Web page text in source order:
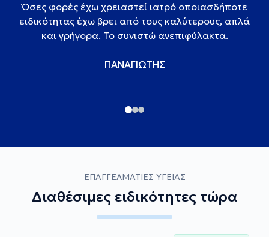
Όσες φορές έχω χρειαστεί ιατρό οποιασδήποτε
ειδικότητας έχω βρει από τους καλύτερους, απλά
και γρήγορα. Το συνιστώ ανεπιφύλακτα.
ΠΑΝΑΓΙΩΤΗΣ
ΕΠΑΓΓΕΛΜΑΤΙΕΣ ΥΓΕΙΑΣ
Διαθέσιμες ειδικότητες τώρα